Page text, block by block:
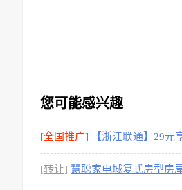
您可能感兴趣
[全国推广]
【浙江联通】29元
[转让] 慧聪家电城复式房型房